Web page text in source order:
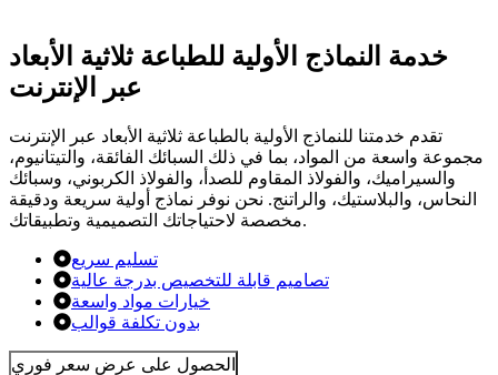
خدمة النماذج الأولية للطباعة ثلاثية الأبعاد
عبر الإنترنت
تقدم خدمتنا للنماذج الأولية بالطباعة ثلاثية الأبعاد عبر الإنترنت
مجموعة واسعة من المواد، بما في ذلك السبائك الفائقة، والتيتانيوم،
والسيراميك، والفولاذ المقاوم للصدأ، والفولاذ الكربوني، وسبائك
النحاس، والبلاستيك، والراتنج. نحن نوفر نماذج أولية سريعة ودقيقة
مخصصة لاحتياجاتك التصميمية وتطبيقاتك.
تسليم سريع
تصاميم قابلة للتخصيص بدرجة عالية
خيارات مواد واسعة
بدون تكلفة قوالب
الحصول على عرض سعر فوري